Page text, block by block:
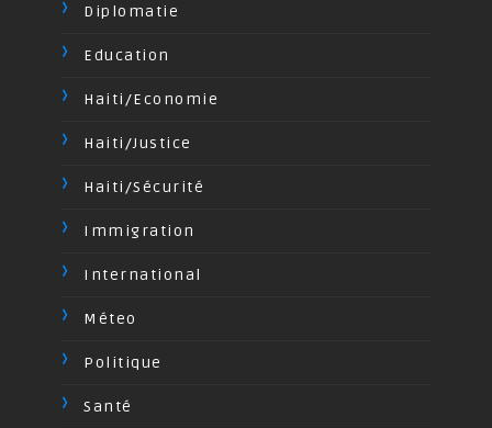
Diplomatie
Education
Haiti/Economie
Haiti/Justice
Haiti/Sécurité
Immigration
International
Méteo
Politique
Santé